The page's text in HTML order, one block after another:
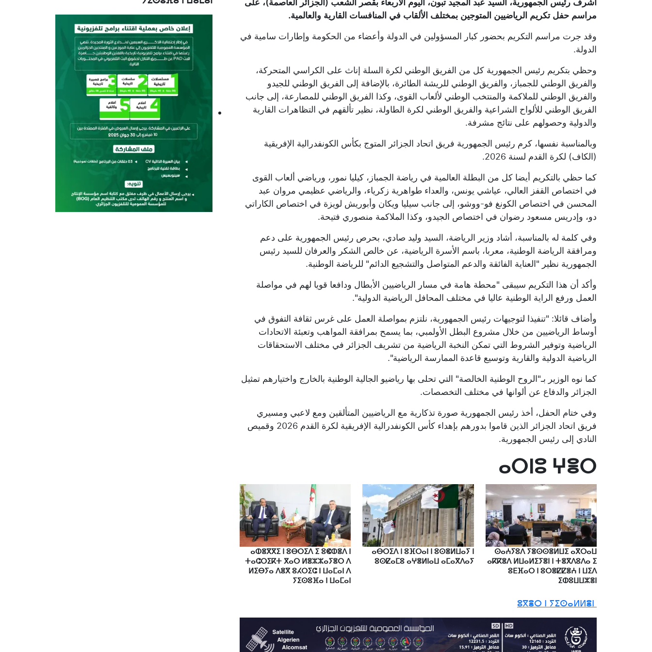
مراسم حفل تكريم الرياضيين المتوجين بمختلف الألقاب في المنافسات القارية والعالمية.
وقد جرت مراسم التكريم بحضور كبار المسؤولين في الدولة وأعضاء من الحكومة وإطارات سامية في
الدولة.
وحظي بتكريم رئيس الجمهورية كل من الفريق الوطني لكرة السلة إناث على الكراسي المتحركة،
والفريق الوطني للجمباز، والفريق الوطني للريشة الطائرة، بالإضافة إلى الفريق الوطني للجيدو
والفريق الوطني للملاكمة والمنتخب الوطني لألعاب القوى، وكذا الفريق الوطني للمصارعة، إلى جانب
الفريق الوطني للألواح الشراعية والفريق الوطني لكرة الطاولة، نظير تألقهم في التظاهرات القارية
والدولية وحصولهم على نتائج مشرفة.
وبالمناسبة نفسها، كرم رئيس الجمهورية فريق اتحاد الجزائر المتوج بكأس الكونفدرالية الإفريقية
(الكاف) لكرة القدم لسنة 2026.
كما حظي بالتكريم أيضا كل من البطلة العالمية في رياضة الجمباز، كيليا نمور، ورياضي ألعاب القوى
في اختصاص القفز العالي، عياشي يونس، والعداء طواهرية زكرياء، والرياضي عظيمي مروان عبد
المحسن في اختصاص الكونغ فو-ووشو، إلى جانب سيليا ويكان وأبوريش لويزة في اختصاص الكاراتي
دو، وإدريس مسعود رضوان في اختصاص الجيدو، وكذا الملاكمة منصوري فتيحة.
وفي كلمة له بالمناسبة، أشاد وزير الرياضة، السيد وليد صادي، بحرص رئيس الجمهورية على دعم
ومرافقة الرياضة الوطنية، معربا، باسم الأسرة الرياضية، عن خالص الشكر والعرفان للسيد رئيس
الجمهورية نظير "العناية الفائقة والدعم المتواصل والتشجيع الدائم" للرياضة الوطنية.
وأكد أن هذا التكريم سيبقى "محطة هامة في مسار الرياضيين الأبطال ودافعا قويا لهم في مواصلة
العمل ورفع الراية الوطنية عاليا في مختلف المحافل الرياضية الدولية".
وأضاف قائلا: "تنفيذا لتوجيهات رئيس الجمهورية، نلتزم بمواصلة العمل على غرس ثقافة التفوق في
أوساط الرياضيين من خلال مشروع البطل الأولمبي، بما يسمح بمرافقة المواهب وتعبئة الاتحادات
الرياضية وتوفير الشروط التي تمكن النخبة الرياضية من تشريف الجزائر في مختلف الاستحقاقات
الرياضية الدولية والقارية وتوسيع قاعدة الممارسة الرياضية".
كما نوه الوزير بـ"الروح الوطنية الخالصة" التي تحلى بها رياضيو الجالية الوطنية بالخارج واختيارهم تمثيل
الجزائر والدفاع عن ألوانها في مختلف التخصصات.
وفي ختام الحفل، أخذ رئيس الجمهورية صورة تذكارية مع الرياضيين المتألقين ومع لاعبي ومسيري
فريق اتحاد الجزائر الذين قاموا بدورهم بإهداء كأس الكونفدرالية الإفريقية لكرة القدم 2026 وقميص
النادي إلى رئيس الجمهورية.
ⴰⵔⵏⵓ ⵖⴻⵔ
ⵙⴰⵄⵢⵓⴷ ⵢⴻⵙⵙⴻⵍⵡⵉ ⴰⴳⵔⴰⵡ
ⴰⴽⴽⴻⴷ ⵍⵡⴰⵍⵉⵢⴻⵏ ⵏ ⵜⴻⴳⴷⵓⴷⴰ ⵉ
ⵓⴹⴼⴰⵔ ⵏ ⵓⵔⴻⵇⵇⴻⵄ ⵏ ⵡⵉⴷ
ⵉⵀⵓⵡⵡⵣⴻⵏ
ⴰⴱⵔⵉⴷ ⵏ ⵓⴼⵔⴰⵏ ⵏ ⵓⵙⴻⵍⵡⴰⵢ ⵏ
ⵓⵙⵇⴰⵎⵓ ⴰⵖⴻⵍⵏⴰⵡ ⴰⵎⴰⴳⴷⴰⵢ
ⴰⵀⴻⴳⴳⵉ ⵏ ⵓⴱⵔⵉⴷ ⵉ ⵓⵞⵀⴻⴷ ⵏ
ⵜⴰⵛⵔⵉⴽⵜ ⴳⴰⵔ ⵍⴻⵣⵣⴰⵢⴻⵔ ⴷ
ⵍⵉⴱⵢⴰ ⴷⴻⴳ ⵓⵃⵔⵉⵛ ⵏ ⵡⴰⵎⴰⵏ ⴷ
ⵢⵉⵙⵓⴼⴰ ⵏ ⵡⴰⵎⴰⵏ